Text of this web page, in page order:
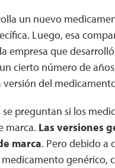
un nuevo
Luego, esa
empresa que
cierto número de
del
se preguntan si los
marca. Las versiones
marca. Pero debido a